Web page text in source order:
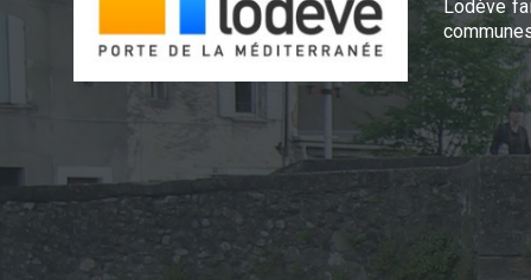
Lodève